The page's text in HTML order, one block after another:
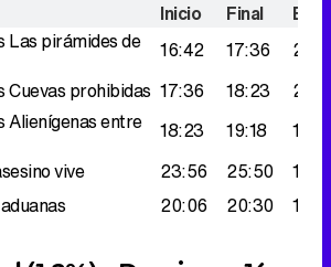
Inicio Final
Las pirámides de 16:42 17:36
Cuevas prohibidas 17:36 18:23
Alienígenas entre 18:23 19:18
vive
23:56 25:50
20:06 20:30